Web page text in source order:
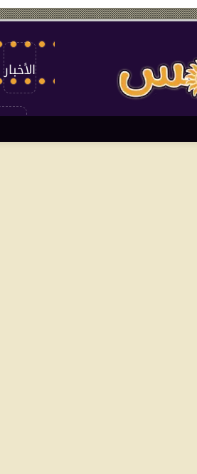
الأخبار